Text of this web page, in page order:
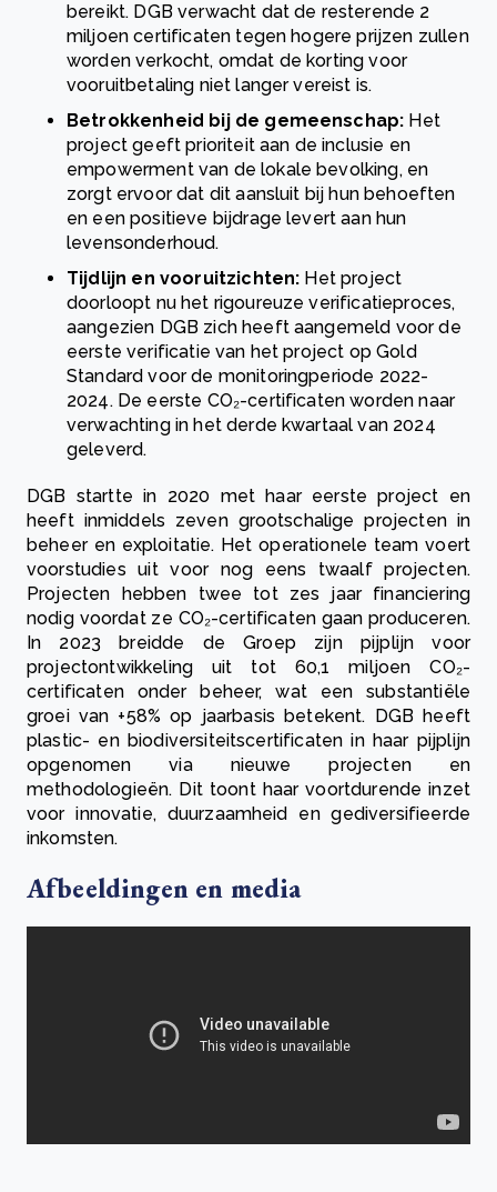
bereikt. DGB verwacht dat de resterende 2
miljoen certificaten tegen hogere prijzen zullen
worden verkocht, omdat de korting voor
vooruitbetaling niet langer vereist is.
Betrokkenheid bij de gemeenschap: Het
project geeft prioriteit aan de inclusie en
empowerment van de lokale bevolking, en
zorgt ervoor dat dit aansluit bij hun behoeften
en een positieve bijdrage levert aan hun
levensonderhoud.
Tijdlijn en vooruitzichten: Het project
doorloopt nu het rigoureuze verificatieproces,
aangezien DGB zich heeft aangemeld voor de
eerste verificatie van het project op Gold
Standard voor de monitoringperiode 2022-
2024. De eerste CO₂-certificaten worden naar
verwachting in het derde kwartaal van 2024
geleverd.
DGB startte in 2020 met haar eerste project en
heeft inmiddels zeven grootschalige projecten in
beheer en exploitatie. Het operationele team voert
voorstudies uit voor nog eens twaalf projecten.
Projecten hebben twee tot zes jaar financiering
nodig voordat ze CO₂-certificaten gaan produceren.
In 2023 breidde de Groep zijn pijplijn voor
projectontwikkeling uit tot 60,1 miljoen CO₂-
certificaten onder beheer, wat een substantiële
groei van +58% op jaarbasis betekent. DGB heeft
plastic- en biodiversiteitscertificaten in haar pijplijn
opgenomen via nieuwe projecten en
methodologieën. Dit toont haar voortdurende inzet
voor innovatie, duurzaamheid en gediversifieerde
inkomsten.
Afbeeldingen en media